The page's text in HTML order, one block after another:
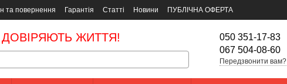
та повернення Гарантія Статті Новини
ПУБЛІЧНА ОФЕРТА
ЖИТТЯ!
050 351-17-83
067 504-08-60
Передзвонити вам?